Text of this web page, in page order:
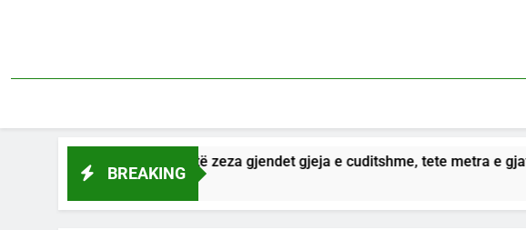
BREAKING
e ujërave të zeza gjendet gjeja e cuditshme, tete metra e gjate